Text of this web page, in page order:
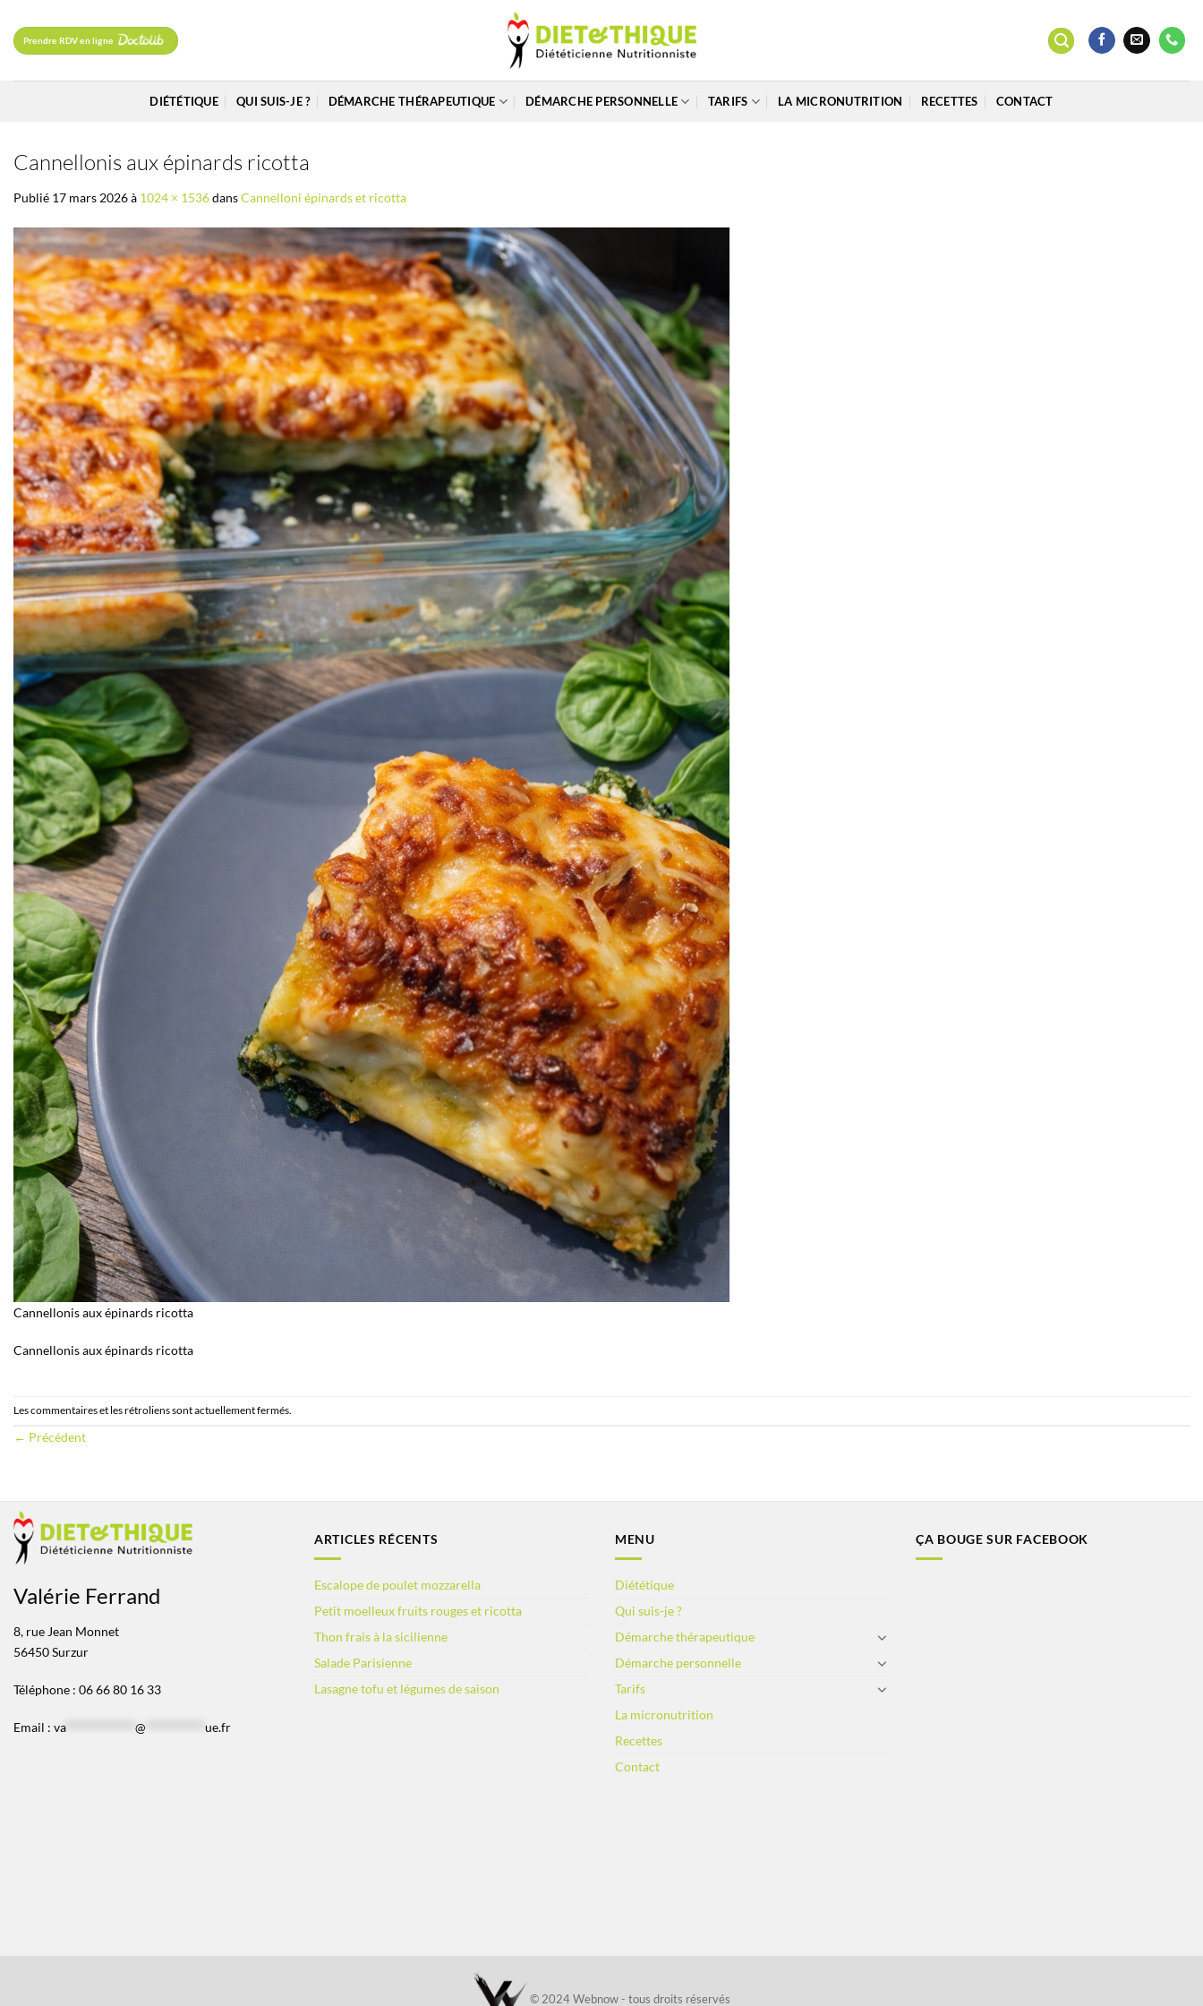
contenu
Prendre RDV en ligne
DIÉTÉTIQUE QUI SUIS-JE ? DÉMARCHE THÉRAPEUTIQUE DÉMARCHE PERSONNELLE TARIFS LA MICRONUTRITION RECETTES CONTACT
Cannellonis aux épinards ricotta
Publié 17 mars 2026à 1024 × 1536dansCannelloni épinards et ricotta
Cannellonis aux épinards ricotta
Cannellonis aux épinards ricotta
Les commentaires et les rétroliens sont actuellement fermés.
← Précédent
Valérie Ferrand
8, rue Jean Monnet
56450 Surzur
Téléphone : 06 66 80 16 33
Email : va************* @ ue.fr
ARTICLES RÉCENTS
Escalope de poulet mozzarella
Petit moelleux fruits rouges et ricotta
Thon frais à la sicilienne
Salade Parisienne
Lasagne tofu et légumes de saison
MENU
Diététique
Qui suis-je ?
Démarche thérapeutique
Démarche personnelle
Tarifs
La micronutrition
Recettes
Contact
ÇA BOUGE SUR FACEBOOK
© 2024 Webnow - tous droits réservés